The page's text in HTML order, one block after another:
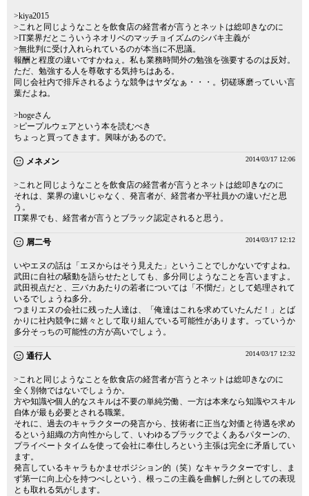
>kiya2015
>これと同じようなことを飲食店の経営者が言うとネットは総叩きなのに
>IT業界だとこういうネオリベのマッチョイズムのシバキ主義が
>無批判に受け入れられているのが本当に不思議。
報酬と程度の違いですかねぇ。私も業務時間外の勉強を強要するのは反対。
ただ、勉強する人を尊敬する気持ちはある。
同じ会社内で排斥されるような競争はヤダなぁ・・・。切磋琢磨っていい言
葉だよね。
>hogeさん
>ピープルウェアという本を読むべき
ちょっと買ってきます。興味があるので。
メネメン 2014/03/17 12:06
>これと同じようなことを飲食店の経営者が言うとネットは総叩きなのに
それは、業界の違いじゃなく、発言者が、経営者か平社員かの違いだと思
う。
IT業界でも、経営者が言うとブラック認定されると思う。
屑二号 2014/03/17 12:12
いやエヌの話は「エヌからはそう見えた」ということでしかないですよね。
武田に自社の騒動を語らせたとしても、多分同じようなことを言いますよ。
武田視点だと、三バカあたりの若者については「不憫だ」として処理されて
いるでしょうね多分。
つまりエヌの会社に残った人達は、「俺達はこれを求めていたんだ！」とば
かりに社内競争に嬉々として取り組んでいる可能性があります。っていうか
多分そっちの可能性の方が高いでしょう。
通行人 2014/03/17 12:32
>これと同じようなことを飲食店の経営者が言うとネットは総叩きなのに
全く別物ではないでしょうか。
方や知識や個人的なスキルは不要の単純労働、一方は本来なら知識やスキル
自体が最も必要とされる職業。
それに、過去のキャラクターの発言から、技術者に正当な対価と待遇を求め
るという組織の方向性からして、いわゆるブラックでよくあるパターンの、
プライベートタイムを使って会社に奉仕しろという主張は完全に矛盾してい
ます。
発言しているキャラもかませポジション的（笑）なキャラクターですし、ま
ず第一に向上心を持つべしという、根っこの主義を曲解した例としての表現
とも取れる気がします。